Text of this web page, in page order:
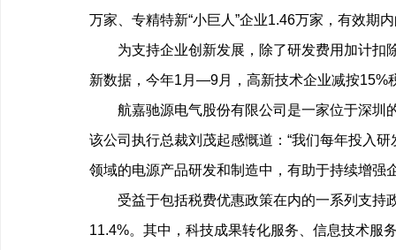
万家、专精特新“小巨人”企业1.46万家，有效期
为支持企业创新发展，除了研发费用加计扣除
新数据，今年1月—9月，高新技术企业减按15%
航嘉驰源电气股份有限公司是一家位于深圳的
该公司执行总裁刘茂起感慨道：“我们每年投入
领域的电源产品研发和制造中，有助于持续增强
受益于包括税费优惠政策在内的一系列支持
11.4%。其中，科技成果转化服务、信息技术服